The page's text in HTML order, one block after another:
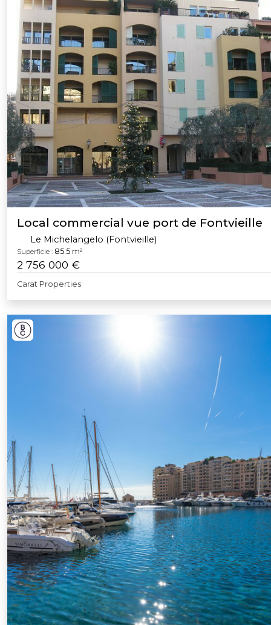
Local commercial vue port de Fontvieille
Le Michelangelo (Fontvieille)
Superficie : 85.5 m²
2 756 000 €
Carat Properties